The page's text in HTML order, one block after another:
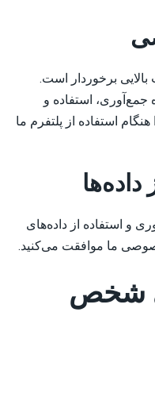
برخوردار است.
استفاده و
استفاده از پلتفرم ما
داده‌ها
و استفاده از داده‌های
ما موافقت می‌کنید.
شخص